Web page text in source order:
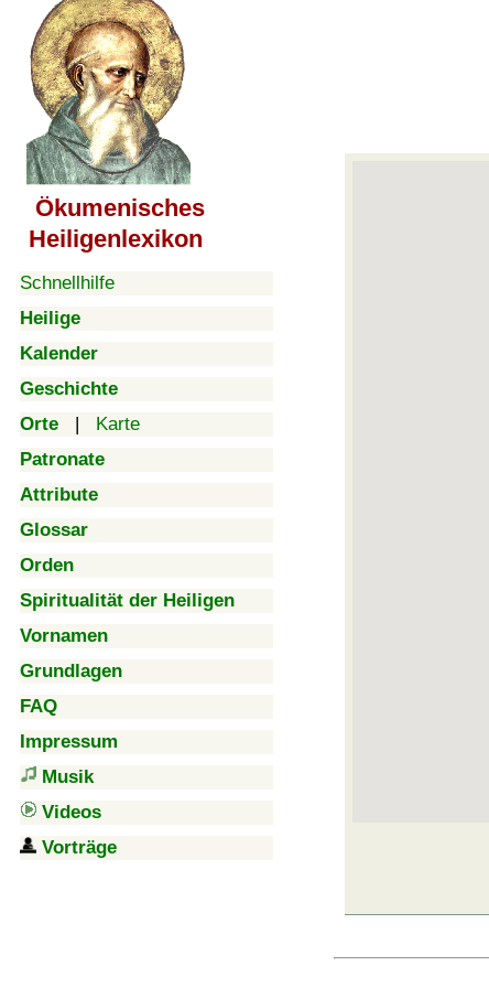
Ökumenisches
Heiligenlexikon
Schnellhilfe
Heilige
Kalender
Geschichte
Orte | Karte
Patronate
Attribute
Glossar
Orden
Spiritualität der Heiligen
Vornamen
Grundlagen
FAQ
Impressum
Musik
Videos
Vorträge